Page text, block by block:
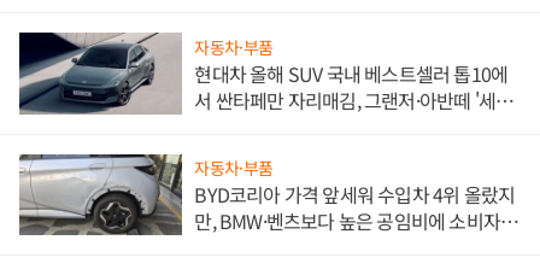
자동차·부품
현대차 올해 SUV 국내 베스트셀러 톱10에
서 싼타페만 자리매김, 그랜저·아반떼 '세단
자동차·부품
BYD코리아 가격 앞세워 수입차 4위 올랐지
만, BMW·벤츠보다 높은 공임비에 소비자